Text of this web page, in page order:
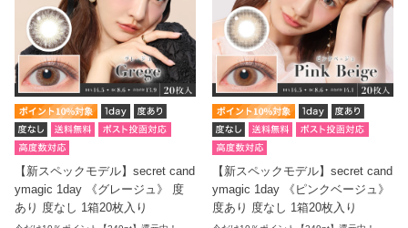
【新スペックモデル】secret cand
ymagic 1day 《グレージュ》 度
あり 度なし 1箱20枚入り
【新スペックモデル】secret cand
ymagic 1day 《ピンクベージュ》
度あり 度なし 1箱20枚入り